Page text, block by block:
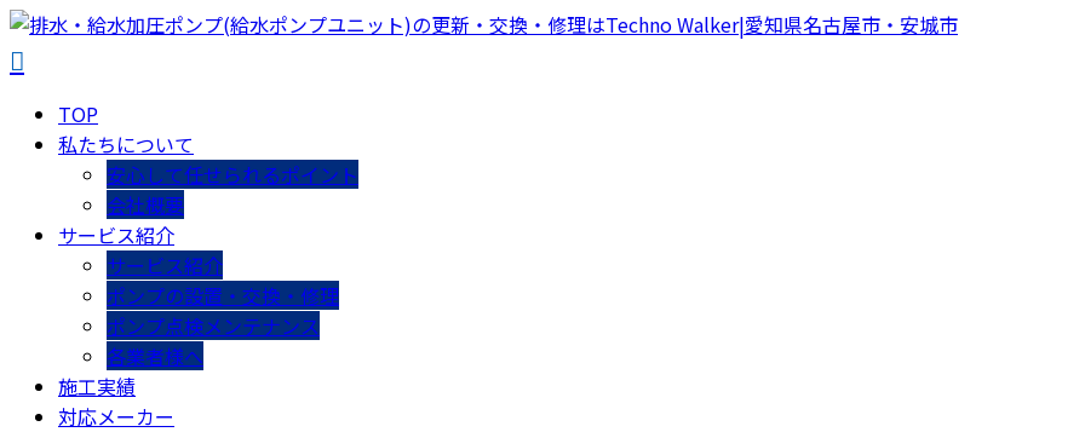
TOP
私たちについて
安心して任せられるポイント
会社概要
サービス紹介
サービス紹介
ポンプの設置・交換・修理
ポンプ点検メンテナンス
各業者様へ
施工実績
対応メーカー